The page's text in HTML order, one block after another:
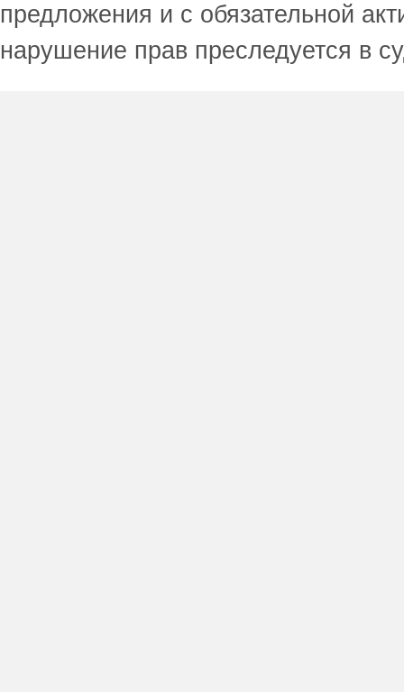
предложения и с обязательной
нарушение прав преследуется в